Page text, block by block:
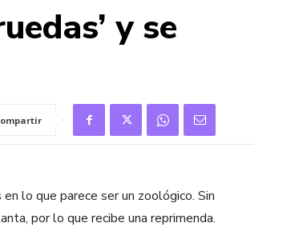
y se
lo que parece ser un zoológico. Sin
por lo que recibe una reprimenda.